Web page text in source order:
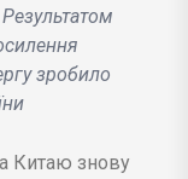
зробило
Китаю знову